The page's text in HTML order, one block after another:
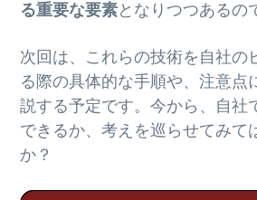
る重要な要素となりつつあるの
次回は、これらの技術を自社の
る際の具体的な手順や、注意点
説する予定です。今から、自社
できるか、考えを巡らせてみて
か？